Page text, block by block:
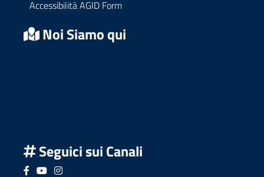
Accessibilità AGID Form
Noi Siamo qui
Seguici sui Canali
Seguici su Facebook
Seguici su YouTube
Seguici su Instagram